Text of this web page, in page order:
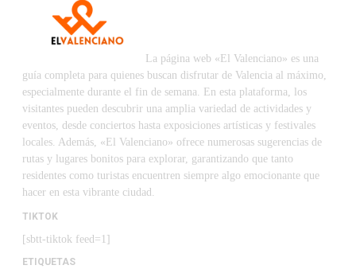
La página web «El Valenciano» es una
guía completa para quienes buscan disfrutar de Valencia al máximo,
especialmente durante el fin de semana. En esta plataforma, los
visitantes pueden descubrir una amplia variedad de actividades y
eventos, desde conciertos hasta exposiciones artísticas y festivales
locales. Además, «El Valenciano» ofrece numerosas sugerencias de
rutas y lugares bonitos para explorar, garantizando que tanto
residentes como turistas encuentren siempre algo emocionante que
hacer en esta vibrante ciudad.
TIKTOK
[sbtt-tiktok feed=1]
ETIQUETAS